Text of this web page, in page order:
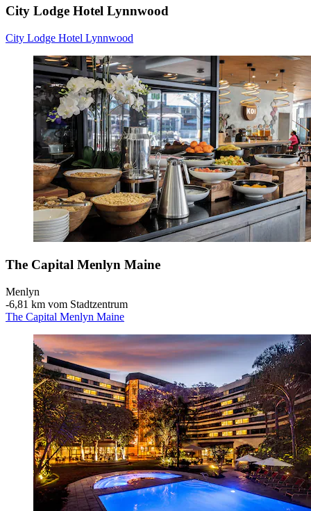
City Lodge Hotel Lynnwood
City Lodge Hotel Lynnwood
The Capital Menlyn Maine
Menlyn
‐6,81 km vom Stadtzentrum
The Capital Menlyn Maine